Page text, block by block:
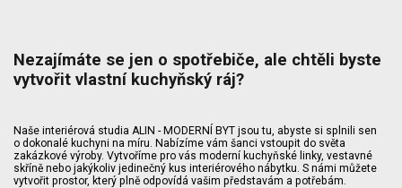
Nezajímáte se jen o spotřebiče, ale chtěli byste
vytvořit vlastní kuchyňský ráj?
Naše interiérová studia ALIN - MODERNÍ BYT jsou tu, abyste si splnili sen
o dokonalé kuchyni na míru. Nabízíme vám šanci vstoupit do světa
zakázkové výroby. Vytvoříme pro vás moderní kuchyňské linky, vestavné
skříně nebo jakýkoliv jedinečný kus interiérového nábytku. S námi můžete
vytvořit prostor, který plně odpovídá vašim představám a potřebám.